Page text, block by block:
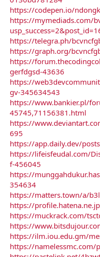
https://codepen.io/
https://mymediads.com/
https://telegra.ph/
https://graph.org/
https://
gerfdgsd-43636
https://
gv-345634543
https://www.bankier.pl/
45745,71156381.html
https://
695
https://app.daily.dev/
https://lifeisfeudal.com/
f-456045
https://
354634
https://matters.town/a/
https://
https://muckrack.com/
https://
https://ilm.iou.edu.gm/
https://